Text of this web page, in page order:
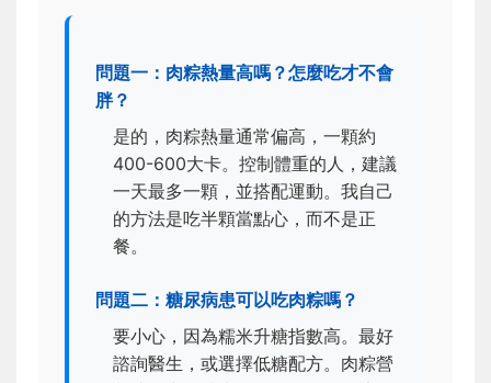
問題一：肉粽熱量高嗎？怎麼吃才不會
胖？
是的，肉粽熱量通常偏高，一顆約
400-600大卡。控制體重的人，建議
一天最多一顆，並搭配運動。我自己
的方法是吃半顆當點心，而不是正
餐。
問題二：糖尿病患可以吃肉粽嗎？
要小心，因為糯米升糖指數高。最好
諮詢醫生，或選擇低糖配方。肉粽營